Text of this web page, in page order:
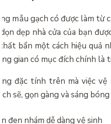
mẫu gạch có được làm
dẹp nhà cửa của bạn
bẩn một cách hiệu quả
gian có mục đích chính là
đặc tính trên mà việc
sẽ, gọn gàng và sáng bóng